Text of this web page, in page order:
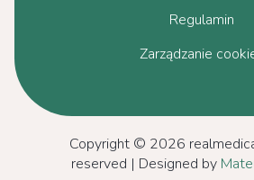
Regulamin
Zarządzanie
Copyright © 2026
reserved | Designed by